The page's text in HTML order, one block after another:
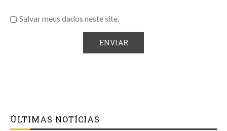
Salvar meus dados neste site.
ÚLTIMAS NOTÍCIAS